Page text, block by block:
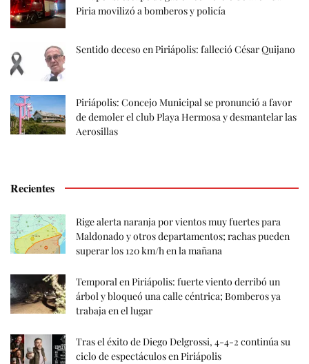
Piria movilizó a bomberos y policía
Sentido deceso en Piriápolis: falleció César Quijano
Piriápolis: Concejo Municipal se pronunció a favor
de demoler el club Playa Hermosa y desmantelar las
Aerosillas
Recientes
Rige alerta naranja por vientos muy fuertes para
Maldonado y otros departamentos; rachas pueden
superar los 120 km/h en la mañana
Temporal en Piriápolis: fuerte viento derribó un
árbol y bloqueó una calle céntrica; Bomberos ya
trabaja en el lugar
Tras el éxito de Diego Delgrossi, 4-4-2 continúa su
ciclo de espectáculos en Piriápolis